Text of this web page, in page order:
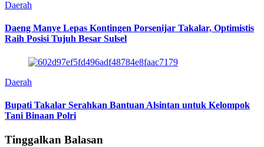
Daerah
Daeng Manye Lepas Kontingen Porsenijar Takalar, Optimistis
Raih Posisi Tujuh Besar Sulsel
Daerah
Bupati Takalar Serahkan Bantuan Alsintan untuk Kelompok
Tani Binaan Polri
Tinggalkan Balasan